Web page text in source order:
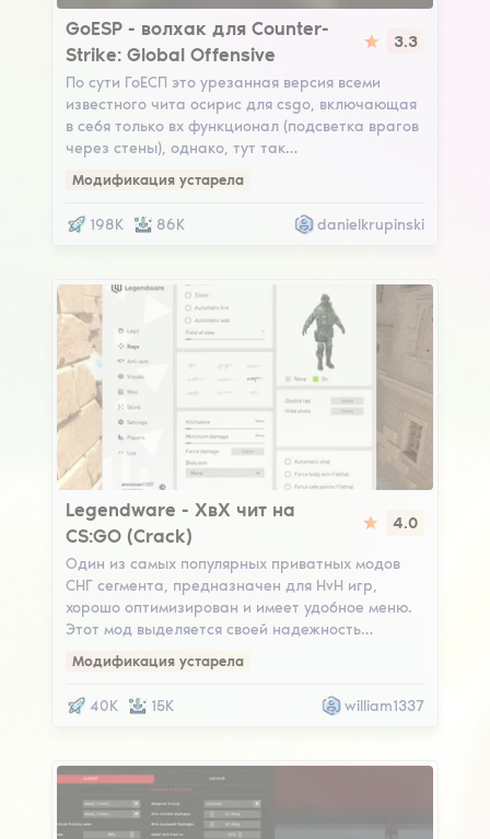
GoESP
GoESP - волхак для Counter-
Strike: Global Offensive
3.3
По сути ГоЕСП это урезанная версия всеми
известного чита осирис для csgo, включающая
в себя только вх функционал (подсветка врагов
через стены), однако, тут так…
Модификация устарела
198K 86K danielkrupinski
Legendware
Legendware - ХвХ чит на
CS:GO (Crack)
4.0
Один из самых популярных приватных модов
СНГ сегмента, предназначен для HvH игр,
хорошо оптимизирован и имеет удобное меню.
Этот мод выделяется своей надежность…
Модификация устарела
40K 15K william1337